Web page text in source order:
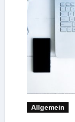
Allgemein